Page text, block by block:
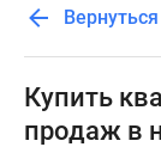
Москвы
Готовые
новостройки
Новостройки
Купить
продаж в